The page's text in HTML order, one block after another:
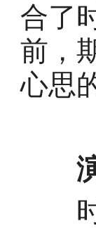
合了
前，
心思
时